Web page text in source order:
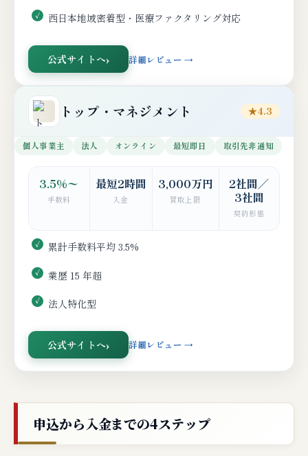
西日本地域密着型・医療ファクタリング対応
公式サイトへ 詳細レビュー →
トップ・マネジメント ★4.3
個人事業主 法人 オンライン 最短即日 取引先非通知
3.5%〜
手数料
最短2時間
入金
3,000万円
買取上限
2社間／
3社間
契約形態
累計手数料平均 3.5%
業歴 15 年超
法人特化型
公式サイトへ 詳細レビュー →
申込から入金までの4ステップ